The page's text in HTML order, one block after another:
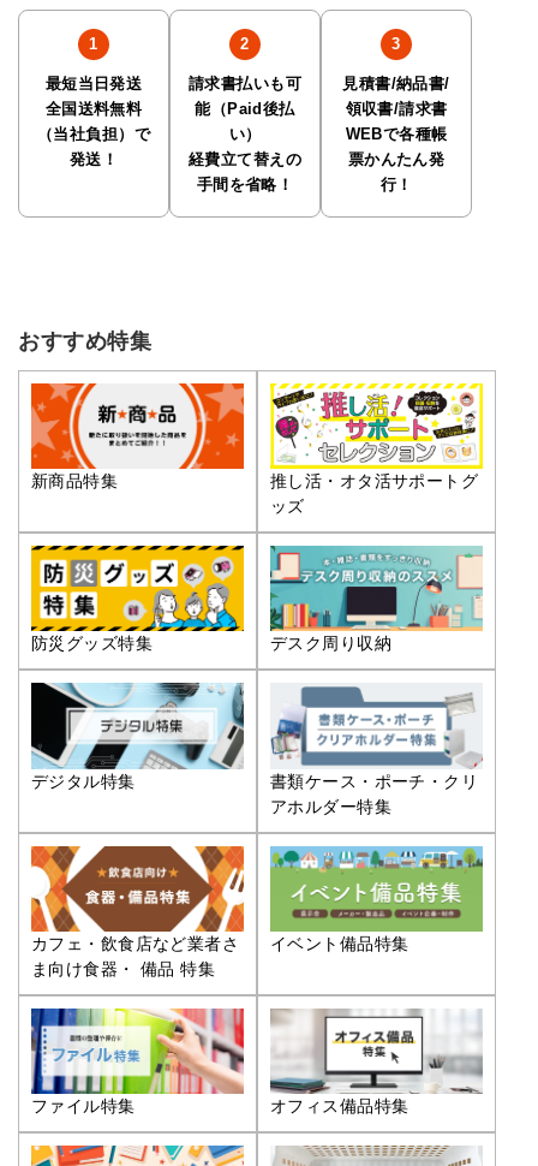
最短当日発送
全国送料無料
（当社負担）で
発送！
請求書払いも可
能（Paid後払
い）
経費立て替えの
手間を省略！
見積書/納品書/
領収書/請求書
WEBで各種帳
票かんたん発
行！
おすすめ特集
新商品特集
推し活・オタ活サポートグ
ッズ
防災グッズ特集 デスク周り収納
デジタル特集
書類ケース・ポーチ・クリ
アホルダー特集
カフェ・飲食店など業者さ
ま向け食器・ 備品 特集
イベント備品特集
ファイル特集 オフィス備品特集